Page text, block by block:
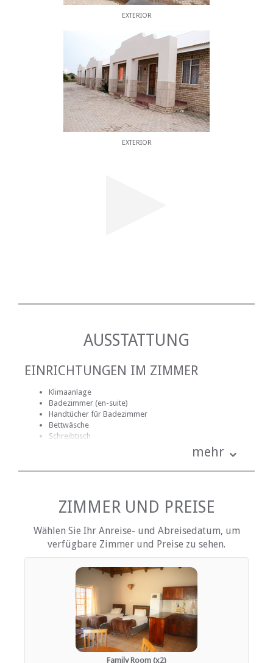
EXTERIOR
EXTERIOR
AUSSTATTUNG
EINRICHTUNGEN IM ZIMMER
Klimaanlage
Badezimmer (en-suite)
Handtücher für Badezimmer
Bettwäsche
Schreibtisch
Kinderfreundlich (alle Altersgruppen)
Parkplatz (abseits der Straße)
ESSEN UND TRINKEN
Restaurant / Esszimmer
INTERNET
Kostenloses Wi-Fi
mehr
ZIMMER UND PREISE
Wählen Sie Ihr Anreise- und Abreisedatum, um
verfügbare Zimmer und Preise zu sehen.
Family Room (x2)